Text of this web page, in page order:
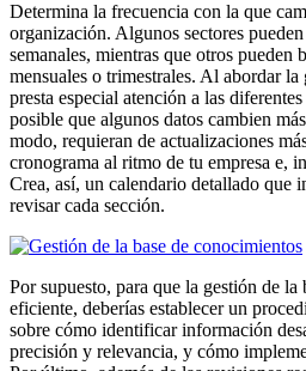
Determina la frecuencia con la que
organización. Algunos sectores
semanales, mientras que otros pueden
mensuales o trimestrales. Al abordar
presta especial atención a las
posible que algunos datos cambien
modo, requieran de actualizaciones
cronograma al ritmo de tu empresa e,
Crea, así, un calendario detallado que
revisar cada sección.
Por supuesto, para que la gestión de la
eficiente, deberías establecer un
sobre cómo identificar información
precisión y relevancia, y cómo